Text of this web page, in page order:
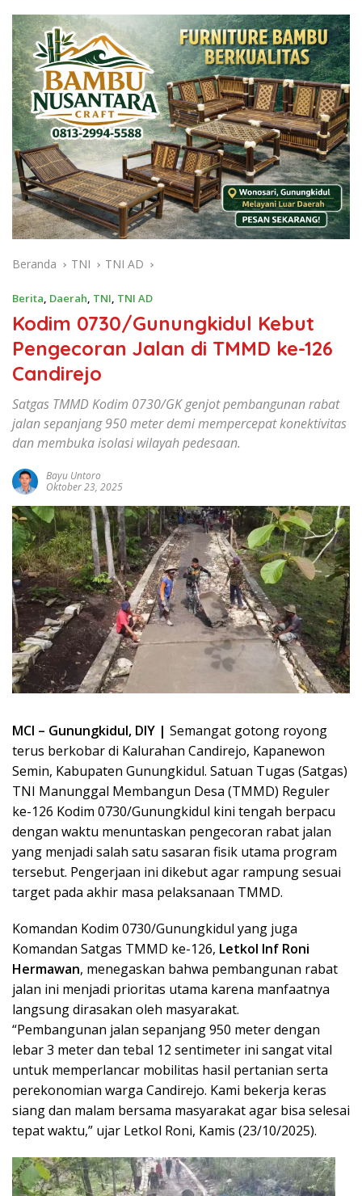
Beranda TNI TNI AD
Berita, Daerah, TNI, TNI AD
Kodim 0730/Gunungkidul Kebut
Pengecoran Jalan di TMMD ke-126
Candirejo
Satgas TMMD Kodim 0730/GK genjot pembangunan rabat
jalan sepanjang 950 meter demi mempercepat konektivitas
dan membuka isolasi wilayah pedesaan.
Bayu Untoro
Oktober 23, 2025
MCI – Gunungkidul, DIY | Semangat gotong royong
terus berkobar di Kalurahan Candirejo, Kapanewon
Semin, Kabupaten Gunungkidul. Satuan Tugas (Satgas)
TNI Manunggal Membangun Desa (TMMD) Reguler
ke-126 Kodim 0730/Gunungkidul kini tengah berpacu
dengan waktu menuntaskan pengecoran rabat jalan
yang menjadi salah satu sasaran fisik utama program
tersebut. Pengerjaan ini dikebut agar rampung sesuai
target pada akhir masa pelaksanaan TMMD.
Komandan Kodim 0730/Gunungkidul yang juga
Komandan Satgas TMMD ke-126, Letkol Inf Roni
Hermawan, menegaskan bahwa pembangunan rabat
jalan ini menjadi prioritas utama karena manfaatnya
langsung dirasakan oleh masyarakat.
“Pembangunan jalan sepanjang 950 meter dengan
lebar 3 meter dan tebal 12 sentimeter ini sangat vital
untuk memperlancar mobilitas hasil pertanian serta
perekonomian warga Candirejo. Kami bekerja keras
siang dan malam bersama masyarakat agar bisa selesai
tepat waktu,” ujar Letkol Roni, Kamis (23/10/2025).